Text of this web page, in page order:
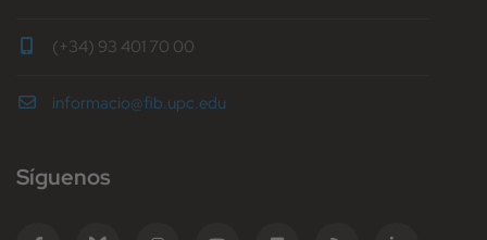
(+34) 93 401 70 00
informacio@fib.upc.edu
Síguenos